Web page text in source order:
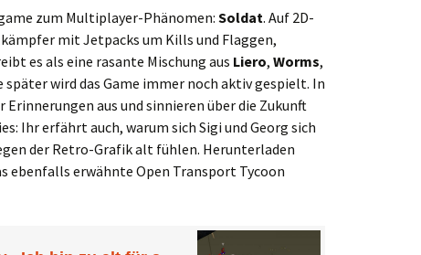
zum Multiplayer-Phänomen: Soldat. Auf 2D-
mit Jetpacks um Kills und Flaggen,
es als eine rasante Mischung aus Liero, Worms,
später wird das Game immer noch aktiv gespielt. In
aus und sinnieren über die Zukunft
Ihr erfährt auch, warum sich Sigi und Georg sich
der Retro-Grafik alt fühlen. Herunterladen
ebenfalls erwähnte Open Transport Tycoon